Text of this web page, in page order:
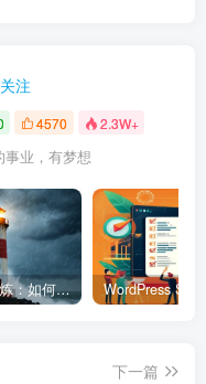
关注
4570 2.3W+
业，有梦想
职场逆商修炼：如何把每一次挫折转化为成长的养分
下一篇